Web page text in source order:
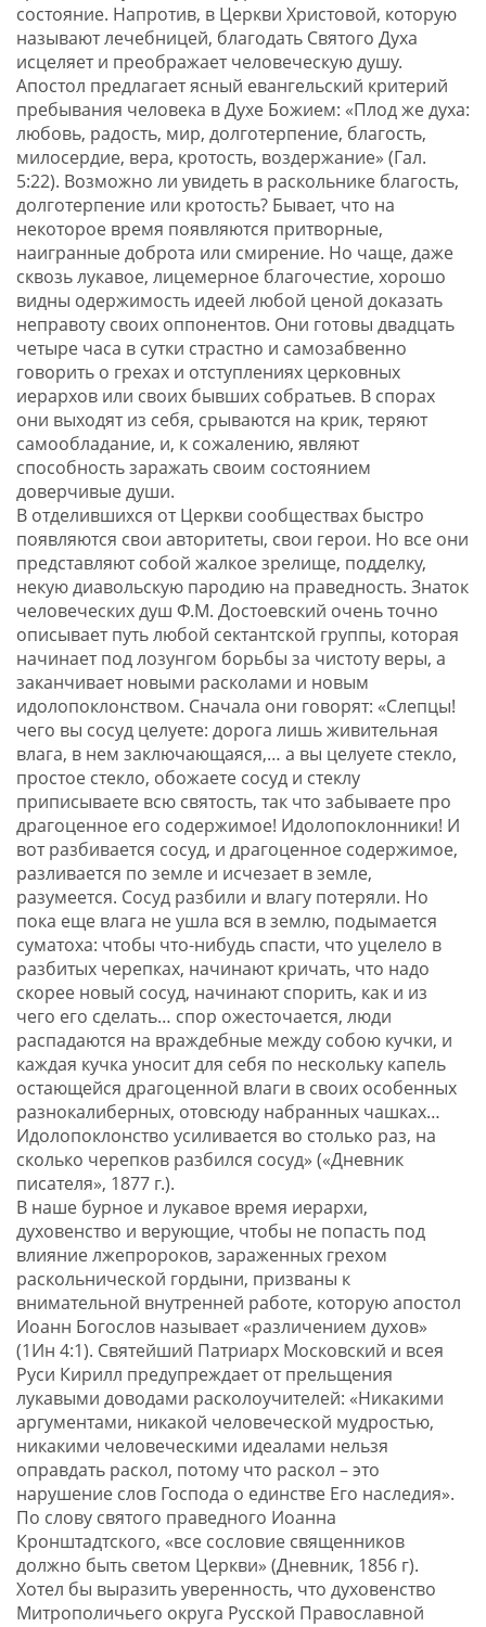
состояние. Напротив, в Церкви Христовой, которую
называют лечебницей, благодать Святого Духа
исцеляет и преображает человеческую душу.
Апостол предлагает ясный евангельский критерий
пребывания человека в Духе Божием: «Плод же духа:
любовь, радость, мир, долготерпение, благость,
милосердие, вера, кротость, воздержание» (Гал.
5:22). Возможно ли увидеть в раскольнике благость,
долготерпение или кротость? Бывает, что на
некоторое время появляются притворные,
наигранные доброта или смирение. Но чаще, даже
сквозь лукавое, лицемерное благочестие, хорошо
видны одержимость идеей любой ценой доказать
неправоту своих оппонентов. Они готовы двадцать
четыре часа в сутки страстно и самозабвенно
говорить о грехах и отступлениях церковных
иерархов или своих бывших собратьев. В спорах
они выходят из себя, срываются на крик, теряют
самообладание, и, к сожалению, являют
способность заражать своим состоянием
доверчивые души.
В отделившихся от Церкви сообществах быстро
появляются свои авторитеты, свои герои. Но все они
представляют собой жалкое зрелище, подделку,
некую диавольскую пародию на праведность. Знаток
человеческих душ Ф.М. Достоевский очень точно
описывает путь любой сектантской группы, которая
начинает под лозунгом борьбы за чистоту веры, а
заканчивает новыми расколами и новым
идолопоклонством. Сначала они говорят: «Слепцы!
чего вы сосуд целуете: дорога лишь живительная
влага, в нем заключающаяся,… а вы целуете стекло,
простое стекло, обожаете сосуд и стеклу
приписываете всю святость, так что забываете про
драгоценное его содержимое! Идолопоклонники! И
вот разбивается сосуд, и драгоценное содержимое,
разливается по земле и исчезает в земле,
разумеется. Сосуд разбили и влагу потеряли. Но
пока еще влага не ушла вся в землю, подымается
суматоха: чтобы что-нибудь спасти, что уцелело в
разбитых черепках, начинают кричать, что надо
скорее новый сосуд, начинают спорить, как и из
чего его сделать… спор ожесточается, люди
распадаются на враждебные между собою кучки, и
каждая кучка уносит для себя по нескольку капель
остающейся драгоценной влаги в своих особенных
разнокалиберных, отовсюду набранных чашках…
Идолопоклонство усиливается во столько раз, на
сколько черепков разбился сосуд» («Дневник
писателя», 1877 г.).
В наше бурное и лукавое время иерархи,
духовенство и верующие, чтобы не попасть под
влияние лжепророков, зараженных грехом
раскольнической гордыни, призваны к
внимательной внутренней работе, которую апостол
Иоанн Богослов называет «различением духов»
(1Ин 4:1). Святейший Патриарх Московский и всея
Руси Кирилл предупреждает от прельщения
лукавыми доводами расколоучителей: «Никакими
аргументами, никакой человеческой мудростью,
никакими человеческими идеалами нельзя
оправдать раскол, потому что раскол – это
нарушение слов Господа о единстве Его наследия».
По слову святого праведного Иоанна
Кронштадтского, «все сословие священников
должно быть светом Церкви» (Дневник, 1856 г).
Хотел бы выразить уверенность, что духовенство
Митрополичьего округа Русской Православной